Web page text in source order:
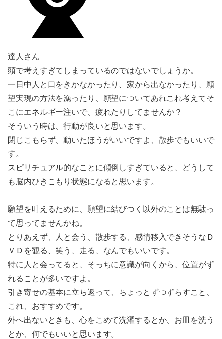
達人さん
頭で考えすぎてしまっているのではないでしょうか。
一日中人と口をきかなかったり、家から出なかったり、願
望実現の方法を漁ったり、願望についてあれこれ考えてそ
こにエネルギー注いで、疲れたりしてませんか？
そういう時は、行動が良いと思います。
閉じこもらず、動いたほうがいいですよ、散歩でもいいで
す。
スピリチュアル的なことに傾倒しすぎていると、どうして
も脳内ひきこもり状態になると思います。
願望を叶えるために、願望に結びつく以外のことは無駄っ
て思ってませんかね。
とりあえず、人と会う、散歩する、感情移入できそうなＤ
ＶＤを観る、笑う、走る、なんでもいいです。
特に人と会ってると、そっちに意識が向くから、位置がず
れることが多いですよ。
引き寄せの基本に立ち返って、ちょっとずつずらすこと、
これ、おすすめです。
外へ出ないときも、心をこめて洗濯するとか、お皿を洗う
とか、何でもいいと思います。